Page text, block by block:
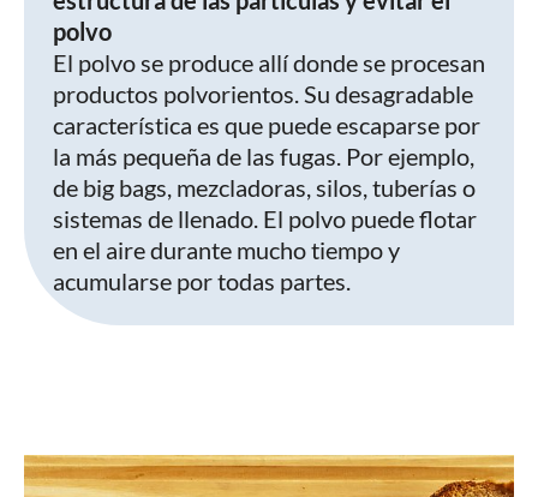
polvo
El polvo se produce allí donde se procesan
productos polvorientos. Su desagradable
característica es que puede escaparse por
la más pequeña de las fugas. Por ejemplo,
de big bags, mezcladoras, silos, tuberías o
sistemas de llenado. El polvo puede flotar
en el aire durante mucho tiempo y
acumularse por todas partes.